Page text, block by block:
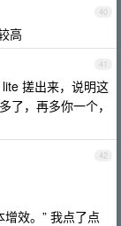
40
高
41
搓出来，说明这
了，再多你一个，
42
效。” 我点了点